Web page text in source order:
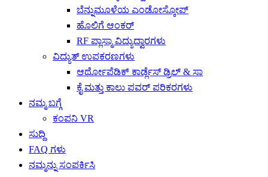
ಬೆನ್ನುಮೂಳೆಯ ಎಂಡೋಸ್ಕೋಪ್
ಹೊಲಿಗೆ ಆಂಕರ್
RF ಪ್ಲಾಸ್ಮಾ ವಿದ್ಯುದ್ವಾರಗಳು
ವಿದ್ಯುತ್ ಉಪಕರಣಗಳು
ಆರ್ಥೋಪೆಡಿಕ್ ಕಾರ್ಡ್ಲೆಸ್ ಡ್ರಿಲ್ & ಸಾ
ಕೈ ಮತ್ತು ಕಾಲು ಪವರ್ ಪರಿಕರಗಳು
ನಮ್ಮ ಬಗ್ಗೆ
ಕಂಪನಿ VR
ಸುದ್ದಿ
FAQ ಗಳು
ನಮ್ಮನ್ನು ಸಂಪರ್ಕಿಸಿ